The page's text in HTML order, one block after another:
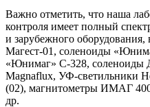
Важно отметить, что наша
контроля имеет полный
и зарубежного
Магест-01, соленоиды
«Юнимаг» С-328,
Magnaflux, УФ-
(02), магнитометры ИМАГ
др.